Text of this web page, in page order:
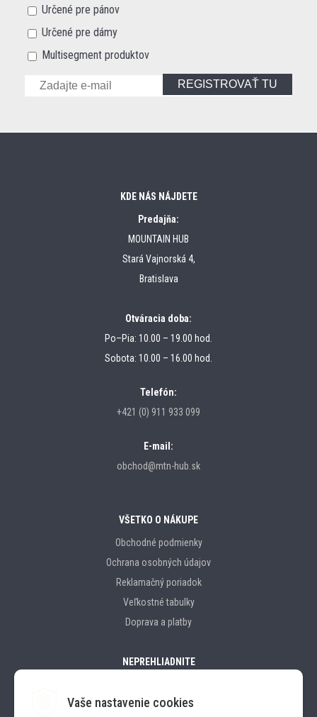
Vaše nastavenie cookies
Určené pre pánov
Určené pre dámy
Multisegment produktov
REGISTROVAŤ TU
KDE NÁS NÁJDETE
Predajňa:
MOUNTAIN HUB
Stará Vajnorská 4,
Bratislava
Otváracia doba:
Po–Pia: 10.00 – 19.00 hod.
Sobota: 10.00 – 16.00 hod.
Telefón:
+421 (0) 911 933 099
E-mail:
obchod@mtn-hub.sk
VŠETKO O NÁKUPE
Obchodné podmienky
Ochrana osobných údajov
Reklamačný poriadok
Veľkostné tabulky
Doprava a platby
NEPREHLIADNITE